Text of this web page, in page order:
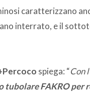
caratterizzano
interrato, e il
spiega: “Con
tubolare FAKRO per